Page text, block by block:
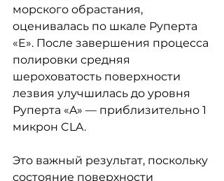
морского обрастания,
оценивалась по шкале Руперта
«E». После завершения процесса
полировки средняя
шероховатость поверхности
лезвия улучшилась до уровня
Руперта «A» — приблизительно 1
микрон CLA.
Это важный результат, поскольку
состояние поверхности